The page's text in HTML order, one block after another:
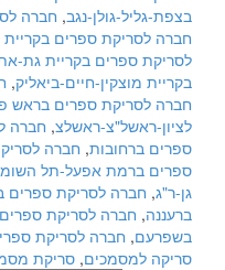
בצפת-גליל-גולן-נגב, חברה
חברה לסריקת ספרים בקריית
לסריקת ספרים בקריית גת-
בקריית מוצקין-חיים-ביאליק,
חברה לסריקת ספרים בראש
לציון-ראשל"צ-ראשלצ, חברה
ספרים ברחובות, חברה
ספרים ברמת אפעל-תל
גן-ר"ג, חברה לסריקת ספרים
ברעננה, חברה לסריקת
בשפרעם, חברה לסריקת
סריקה למסמכים, סריקת